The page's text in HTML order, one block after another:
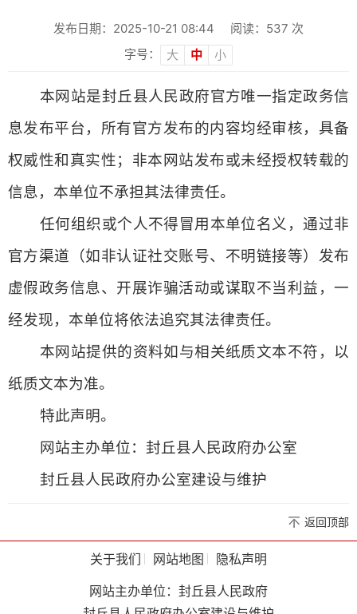
发布日期：2025-10-21 08:44 阅读： 537 次
字号：
大 中 小
本网站是封丘县人民政府官方唯一指定政务信
息发布平台，所有官方发布的内容均经审核，具备
权威性和真实性；非本网站发布或未经授权转载的
信息，本单位不承担其法律责任。
任何组织或个人不得冒用本单位名义，通过非
官方渠道（如非认证社交账号、不明链接等）发布
虚假政务信息、开展诈骗活动或谋取不当利益，一
经发现，本单位将依法追究其法律责任。
本网站提供的资料如与相关纸质文本不符，以
纸质文本为准。
特此声明。
网站主办单位：封丘县人民政府办公室
封丘县人民政府办公室建设与维护
返回顶部
关于我们 网站地图
隐私声明
网站主办单位：封丘县人民政府